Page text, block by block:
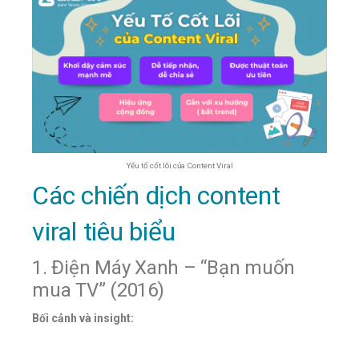
Yếu tố cốt lõi của Content Viral
Các chiến dịch content
viral tiêu biểu
1. Điện Máy Xanh – “Bạn muốn
mua TV” (2016)
Bối cảnh và insight: